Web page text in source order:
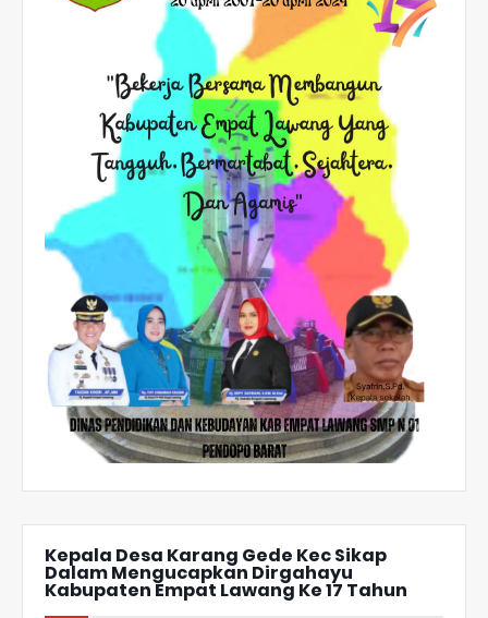
Kepala Desa Karang Gede Kec Sikap
Dalam Mengucapkan Dirgahayu
Kabupaten Empat Lawang Ke 17 Tahun